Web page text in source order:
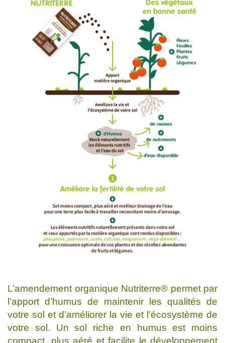
L’amendement organique Nutriterre® permet par
l’apport d’humus de maintenir les qualités de
votre sol et d’améliorer la vie et l’écosystème de
votre sol. Un sol riche en humus est moins
compact, plus aéré et facilite le développement